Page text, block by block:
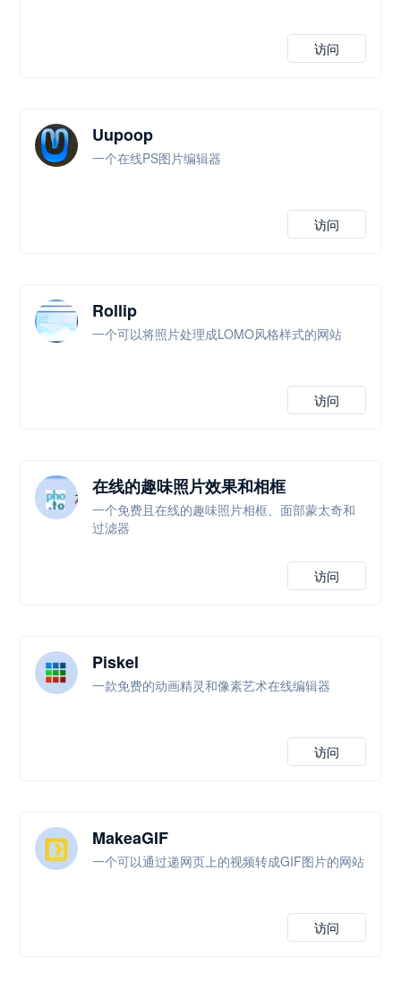
访问
Uupoop
一个在线PS图片编辑器
访问
Rollip
一个可以将照片处理成LOMO风格样式的网站
访问
在线的趣味照片效果和相框
一个免费且在线的趣味照片相框、面部蒙太奇和
过滤器
访问
Piskel
一款免费的动画精灵和像素艺术在线编辑器
访问
MakeaGIF
一个可以通过递网页上的视频转成GIF图片的网站
访问